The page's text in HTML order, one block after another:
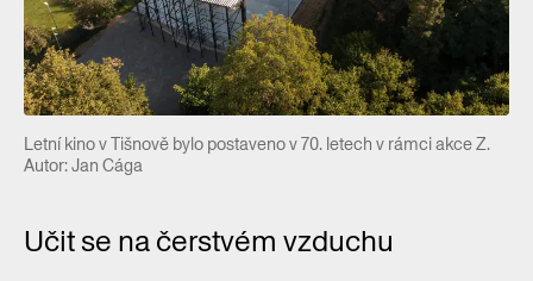
Letní kino v Tišnově bylo postaveno v 70. letech v rámci akce Z.
Autor: Jan Cága
Učit se na čerstvém vzduchu